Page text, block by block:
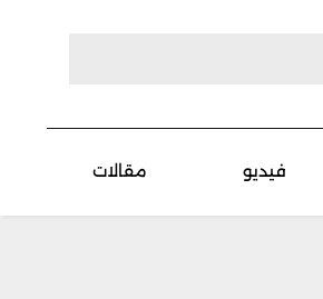
فيديو مقالات